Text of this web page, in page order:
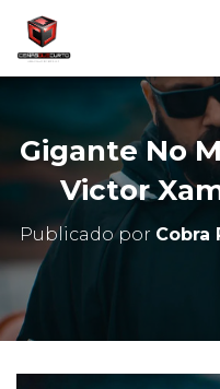
Gigante No
Victor
Publicado por Cobra